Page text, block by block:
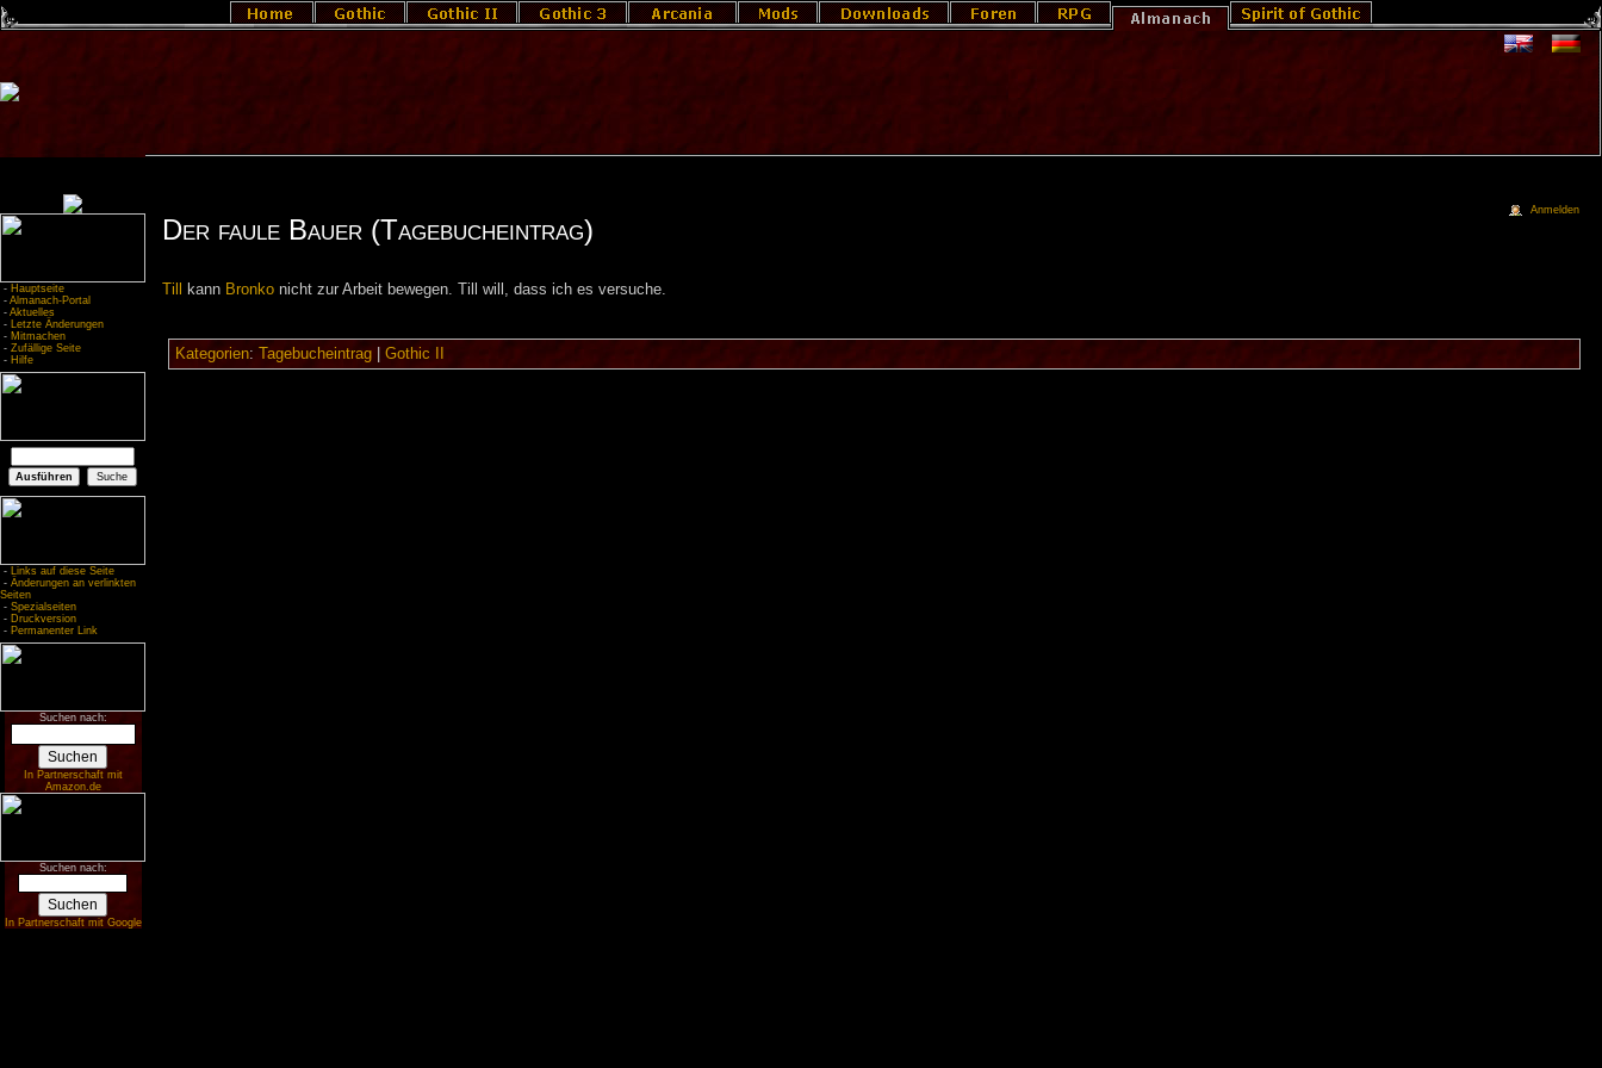
- Hauptseite
- Almanach-Portal
- Aktuelles
- Letzte Änderungen
- Mitmachen
- Zufällige Seite
- Hilfe
- Links auf diese Seite
- Änderungen an verlinkten
Seiten
- Spezialseiten
- Druckversion
- Permanenter Link
Suchen nach:
In Partnerschaft mit
Amazon.de
Suchen nach:
In Partnerschaft mit Google
Der faule Bauer (Tagebucheintrag)
Till kann Bronkonicht zur Arbeit bewegen. Till will, dass ich es versuche.
Kategorien: Tagebucheintrag| Gothic II
Anmelden